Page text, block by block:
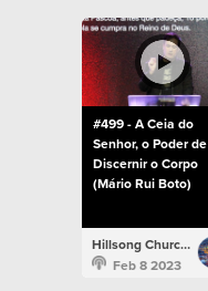
#499 - A Ceia do
Senhor, o Poder de
Discernir o Corpo
(Mário Rui Boto)
Hillsong Church Portugal
Feb 8 2023